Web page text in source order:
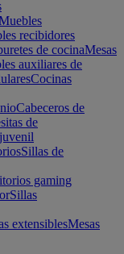
recibidores
de cocinaMesas
auxiliares de
Cocinas
Cabeceros de
de
Sillas de
gaming
Sillas
extensiblesMesas